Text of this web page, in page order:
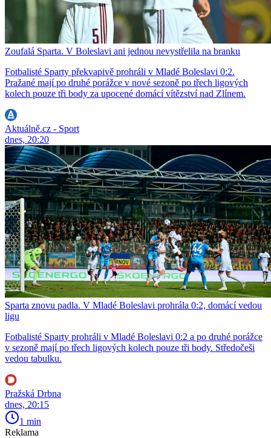
Zoufalá Sparta. V Boleslavi ani jednou nevystřelila na branku
Fotbalisté Sparty překvapivě prohráli v Mladé Boleslavi 0:2.
Pražané mají po druhé porážce v nové sezoně po třech ligových
kolech pouze tři body za upocené domácí vítězství nad Zlínem.
Aktuálně.cz - Sport
dnes, 20:20
Sparta znovu padla. V Mladé Boleslavi prohrála 0:2, domácí vedou
ligu
Fotbalisté Sparty prohráli v Mladé Boleslavi 0:2 a po druhé porážce
v sezoně mají po třech ligových kolech pouze tři body. Středočeši
vedou tabulku.
Pražská Drbna
dnes, 20:15
1 min
Reklama